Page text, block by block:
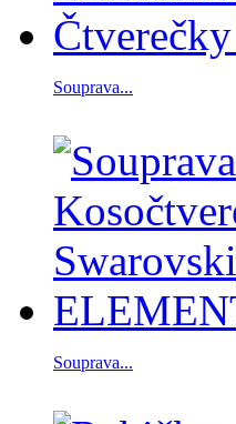
Souprava...
Souprava...